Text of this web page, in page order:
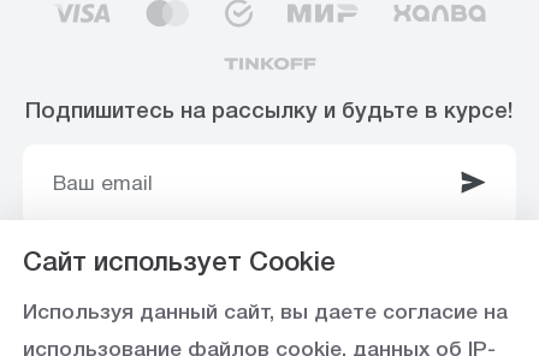
Подпишитесь на рассылку и будьте в курсе!
Сайт использует Cookie
Используя данный сайт, вы даете согласие на
использование файлов cookie, данных об IP-